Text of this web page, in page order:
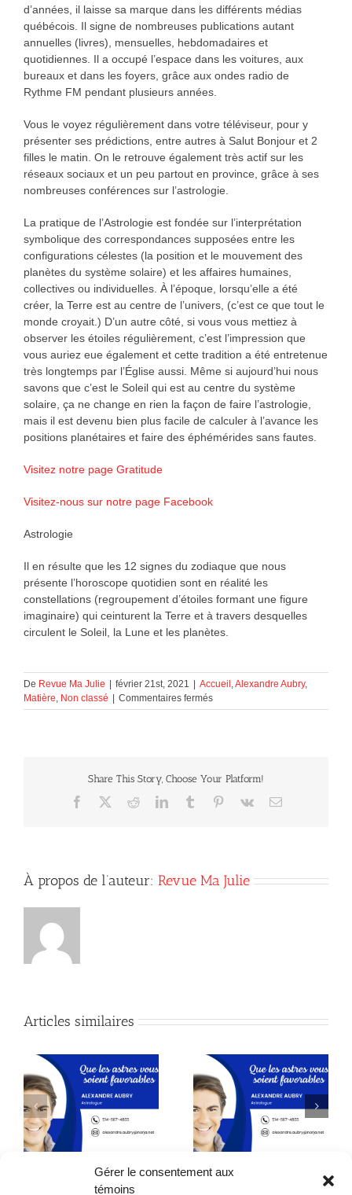
Gérer le consentement aux
témoins
d’années, il laisse sa marque dans les différents médias
québécois. Il signe de nombreuses publications autant
annuelles (livres), mensuelles, hebdomadaires et
quotidiennes. Il a occupé l’espace dans les voitures, aux
bureaux et dans les foyers, grâce aux ondes radio de
Rythme FM pendant plusieurs années.
Vous le voyez régulièrement dans votre téléviseur, pour y
présenter ses prédictions, entre autres à Salut Bonjour et 2
filles le matin. On le retrouve également très actif sur les
réseaux sociaux et un peu partout en province, grâce à ses
nombreuses conférences sur l’astrologie.
La pratique de l’Astrologie est fondée sur l’interprétation
symbolique des correspondances supposées entre les
configurations célestes (la position et le mouvement des
planètes du système solaire) et les affaires humaines,
collectives ou individuelles. À l’époque, lorsqu’elle a été
créer, la Terre est au centre de l’univers, (c’est ce que tout le
monde croyait.) D’un autre côté, si vous vous mettiez à
observer les étoiles régulièrement, c’est l’impression que
vous auriez eue également et cette tradition a été entretenue
très longtemps par l’Église aussi. Même si aujourd’hui nous
savons que c’est le Soleil qui est au centre du système
solaire, ça ne change en rien la façon de faire l’astrologie,
mais il est devenu bien plus facile de calculer à l’avance les
positions planétaires et faire des éphémérides sans fautes.
Visitez notre page Gratitude
Visitez-nous sur notre page Facebook
Astrologie
Il en résulte que les 12 signes du zodiaque que nous
présente l’horoscope quotidien sont en réalité les
constellations (regroupement d’étoiles formant une figure
imaginaire) qui ceinturent la Terre et à travers desquelles
circulent le Soleil, la Lune et les planètes.
De Revue Ma Julie | février 21st, 2021 | Accueil,Alexandre Aubry,
Matière, Non classé | Commentaires ferméssur
Astrologie
Share This Story, Choose Your Platform!
Facebook RedditLinkedInTumblr Pinterest
Vk Courriel
À propos de l’auteur: Revue Ma Julie
Articles similaires
Astrologie Astrologie